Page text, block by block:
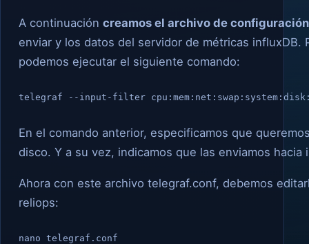
A continuación creamos el archivo de
enviar y los datos del servidor de métricas
podemos ejecutar el siguiente comando:
telegraf --input-filter
En el comando anterior, especificamos que
disco. Y a su vez, indicamos que las enviamos hacia
Ahora con este archivo telegraf.conf, debemos
reliops:
nano telegraf.conf